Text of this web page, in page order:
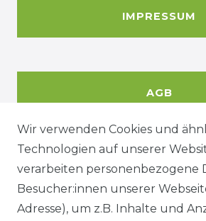
IMPRESSUM
AGB
Wir verwenden Cookies und
Technologien auf unserer
verarbeiten personenbezogene
Besucher:innen unserer
Adresse), um z.B. Inhalte und